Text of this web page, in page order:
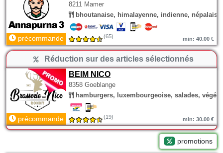
8211 Mamer
bhoutanaise, himalayenne, indienne, népalaise
précommande (65) min: 40.00 €
Réduction sur des articles sélectionnés
BEIM NICO
8358 Goeblange
hamburgers, luxembourgeoise, salades,
précommande (19) min: 30.00 €
promotions